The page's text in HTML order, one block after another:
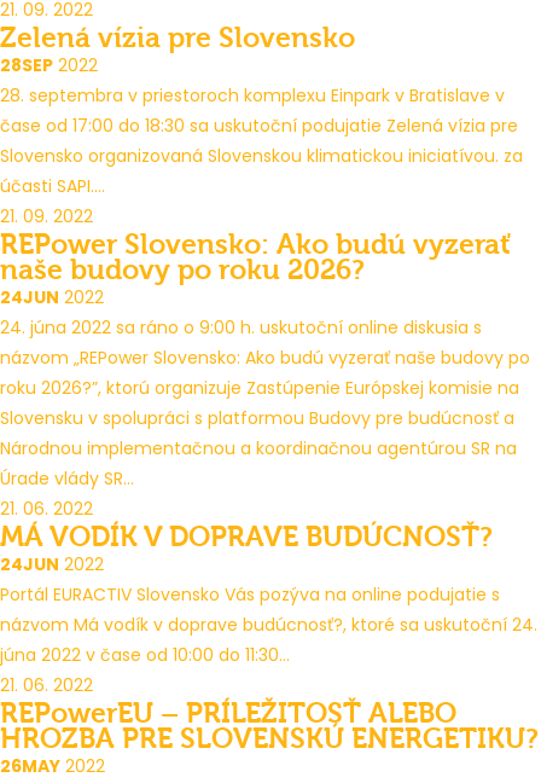
21. 09. 2022
Zelená vízia pre Slovensko
28SEP 2022
28. septembra v priestoroch komplexu Einpark v Bratislave v
čase od 17:00 do 18:30 sa uskutoční podujatie Zelená vízia pre
Slovensko organizovaná Slovenskou klimatickou iniciatívou. za
účasti SAPI....
21. 09. 2022
REPower Slovensko: Ako budú vyzerať
naše budovy po roku 2026?
24JUN 2022
24. júna 2022 sa ráno o 9:00 h. uskutoční online diskusia s
názvom „REPower Slovensko: Ako budú vyzerať naše budovy po
roku 2026?”, ktorú organizuje Zastúpenie Európskej komisie na
Slovensku v spolupráci s platformou Budovy pre budúcnosť a
Národnou implementačnou a koordinačnou agentúrou SR na
Úrade vlády SR...
21. 06. 2022
MÁ VODÍK V DOPRAVE BUDÚCNOSŤ?
24JUN 2022
Portál EURACTIV Slovensko Vás pozýva na online podujatie s
názvom Má vodík v doprave budúcnosť?, ktoré sa uskutoční 24.
júna 2022 v čase od 10:00 do 11:30...
21. 06. 2022
REPowerEU – PRÍLEŽITOSŤ ALEBO
HROZBA PRE SLOVENSKÚ ENERGETIKU?
26MAY 2022